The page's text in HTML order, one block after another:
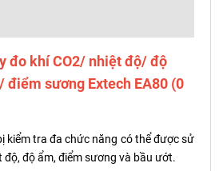
đo khí CO2/ nhiệt độ/ độ
điểm sương Extech EA80 (0
kiểm tra đa chức năng có thể được sử
độ, độ ẩm, điểm sương và bầu ướt.